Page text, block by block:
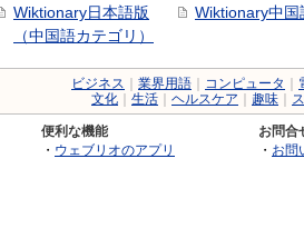
Wiktionary日本語版
（中国語カテゴリ）
Wiktionary中国
ビジネス 業界用語 コンピュータ
文化
生活 ヘルスケア 趣味
便利な機能
・ ウェブリオのアプリ
お問合
・ お問